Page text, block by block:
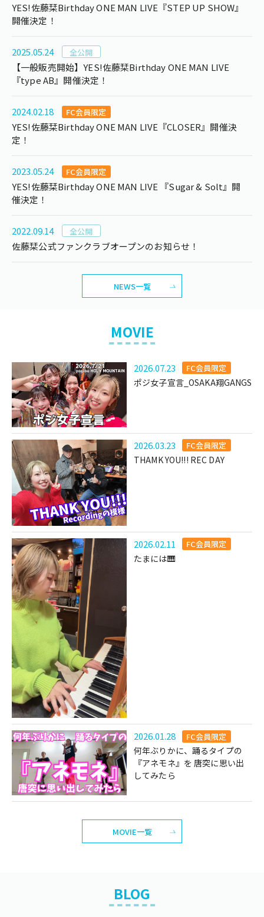
YES!佐藤栞Birthday ONE MAN LIVE『STEP UP SHOW』
開催決定！
2025.05.24 全公開
【一般販売開始】YES!佐藤栞Birthday ONE MAN LIVE
『type AB』開催決定！
2024.02.18 FC会員限定
YES!佐藤栞Birthday ONE MAN LIVE『CLOSER』開催決
定！
2023.05.24 FC会員限定
YES!佐藤栞Birthday ONE MAN LIVE 『Sugar & Solt』開
催決定！
2022.09.14 全公開
佐藤栞公式ファンクラブオープンのお知らせ！
NEWS一覧
MOVIE
2026.07.23 FC会員限定
ポジ女子宣言_OSAKA翔GANGS
2026.03.23 FC会員限定
THAMK YOU!!! REC DAY
2026.02.11 FC会員限定
たまには🎹
2026.01.28 FC会員限定
何年ぶりかに、踊るタイプの
『アネモネ』を 唐突に思い出
してみたら
MOVIE一覧
BLOG